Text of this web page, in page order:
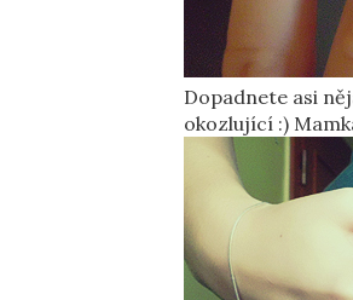
Dopadnete asi
okozlující :)